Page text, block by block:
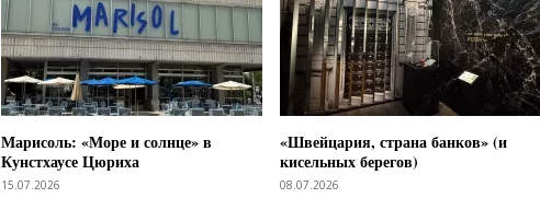
Марисоль: «Море и солнце» в
Кунстхаусе Цюриха
15.07.2026
«Швейцария, страна банков» (и
кисельных берегов)
08.07.2026